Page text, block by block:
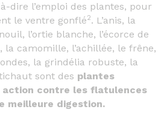
à-dire l’emploi des plantes, pour
le ventre gonflé2. L’anis, la
l’ortie blanche, l’écorce de
la camomille, l’achillée, le frêne,
la grindélia robuste, la
sont des plantes
action contre les flatulences
meilleure digestion.